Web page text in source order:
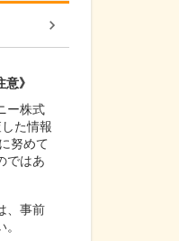
》
ー株式
た情報
努めて
ではあ
、事前